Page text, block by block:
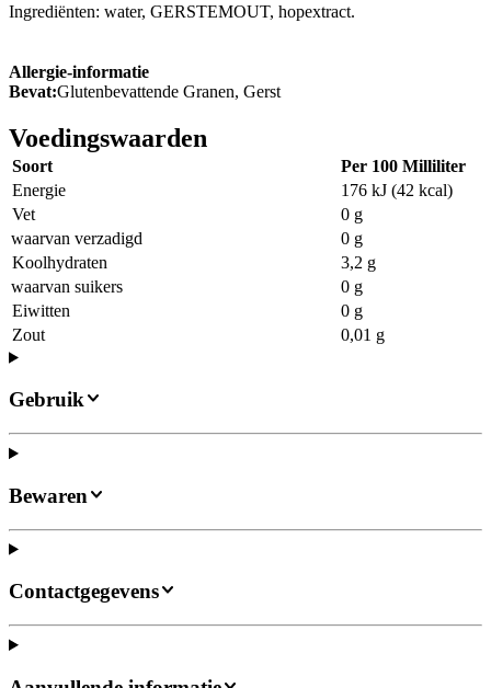
Ingrediënten: water, GERSTEMOUT, hopextract.
Allergie-informatie
Bevat:Glutenbevattende Granen, Gerst
Voedingswaarden
Soort
Per 100 Milliliter
Energie
176 kJ (42 kcal)
Vet
0 g
waarvan verzadigd
0 g
Koolhydraten
3,2 g
waarvan suikers
0 g
Eiwitten
0 g
Zout
0,01 g
Gebruik
Bewaren
Contactgegevens